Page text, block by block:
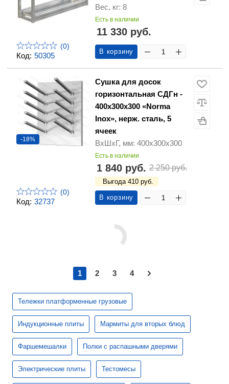
Код: 50305
(0)
Вес, кг: 8
Есть в наличии
11 330 руб.
В корзину
Код: 32737
-18%
(0)
Сушка для досок
горизонтальная СДГн -
400х300х300 «Norma
Inox», нерж. сталь, 5
ячеек
ВхШхГ, мм: 400х300х300
Есть в наличии
1 840 руб. 2 250 руб.
Выгода 410 руб.
В корзину
1 2 3 4
Тележки платформенные грузовые
Индукционные плиты Мармиты для вторых блюд
Фаршемешалки Полки с распашными дверями
Электрические плиты Тестомесы